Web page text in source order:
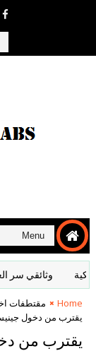
سر العداء بين
Home
مقتطفات
يقترب من دخول
يقترب من